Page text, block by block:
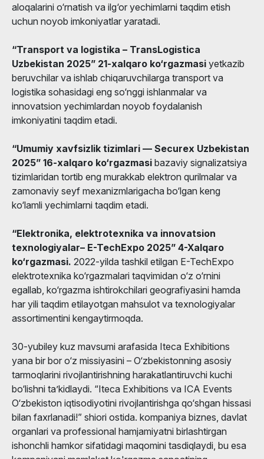
aloqalarini o‘rnatish va ilg‘or yechimlarni taqdim etish
uchun noyob imkoniyatlar yaratadi.
“Transport va logistika – TransLogistica
Uzbekistan 2025” 21-xalqaro ko‘rgazmasi yetkazib
beruvchilar va ishlab chiqaruvchilarga transport va
logistika sohasidagi eng so‘nggi ishlanmalar va
innovatsion yechimlardan noyob foydalanish
imkoniyatini taqdim etadi.
“Umumiy xavfsizlik tizimlari — Securex Uzbekistan
2025” 16-xalqaro ko‘rgazmasi bazaviy signalizatsiya
tizimlaridan tortib eng murakkab elektron qurilmalar va
zamonaviy seyf mexanizmlarigacha bo‘lgan keng
ko‘lamli yechimlarni taqdim etadi.
“Elektronika, elektrotexnika va innovatsion
texnologiyalar– E-TechExpo 2025” 4-Xalqaro
ko‘rgazmasi. 2022-yilda tashkil etilgan E-TechExpo
elektrotexnika ko‘rgazmalari taqvimidan o‘z o‘rnini
egallab, ko‘rgazma ishtirokchilari geografiyasini hamda
har yili taqdim etilayotgan mahsulot va texnologiyalar
assortimentini kengaytirmoqda.
30-yubiley kuz mavsumi arafasida Iteca Exhibitions
yana bir bor o‘z missiyasini – O‘zbekistonning asosiy
tarmoqlarini rivojlantirishning harakatlantiruvchi kuchi
bo‘lishni ta’kidlaydi. “Iteca Exhibitions va ICA Events
O‘zbekiston iqtisodiyotini rivojlantirishga qo‘shgan hissasi
bilan faxrlanadi!” shiori ostida. kompaniya biznes, davlat
organlari va professional hamjamiyatni birlashtirgan
ishonchli hamkor sifatidagi maqomini tasdiqlaydi, bu esa